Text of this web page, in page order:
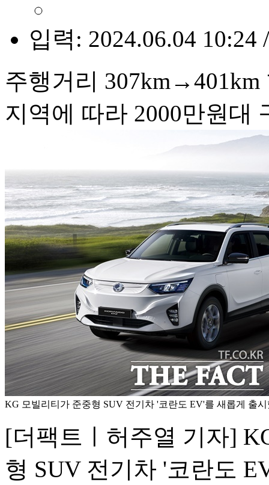
입력: 2024.06.04 10:24
주행거리 307km→401km
지역에 따라 2000만원대
KG 모빌리티가 준중형 SUV 전기차 '코란도 EV'를 새롭게 출
[더팩트ㅣ허주열 기자]
형 SUV 전기차 '코란도